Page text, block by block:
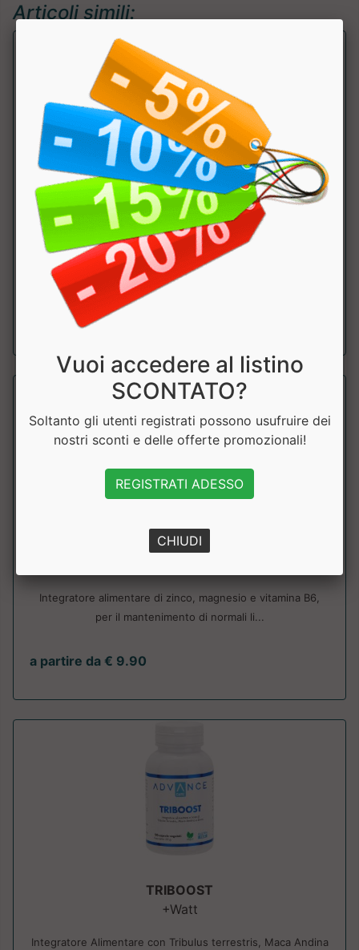
Articoli simili:
Tribulus Terrestris e Zinco
Zoomad Labs
Integratore alimentare di tribulus terrestris e zinco, per il
mantenimento di livelli norm...
a partire da € 14.90
ZMB
Integratore alimentare di zinco, magnesio e vitamina B6,
per il mantenimento di normali li...
a partire da € 9.90
TRIBOOST
+Watt
Integratore Alimentare con Tribulus terrestris, Maca Andina
Vuoi accedere al listino
SCONTATO?
Soltanto gli utenti registrati possono usufruire dei
nostri sconti e delle offerte promozionali!
REGISTRATI ADESSO
CHIUDI